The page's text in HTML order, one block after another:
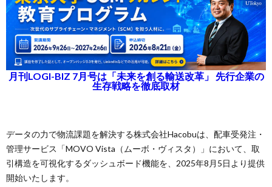
月刊LOGI-BIZ 7月号は「未来を創る輸送改革」 先行企業の
生存戦略を徹底取材
データの力で物流課題を解決する株式会社Hacobuは、配車受発注・
管理サービス「MOVO Vista（ムーボ・ヴィスタ）」において、取
引構造を可視化するダッシュボード機能を、2025年8月5日より提供
開始いたします。